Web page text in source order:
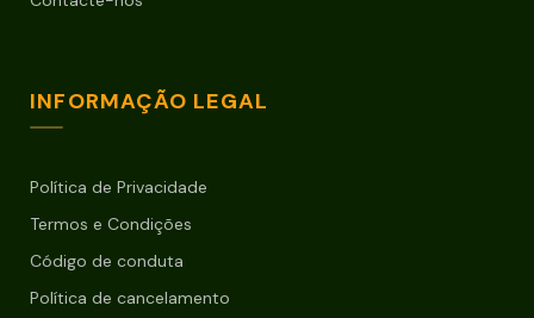
INFORMAÇÃO LEGAL
Política de Privacidade
Termos e Condições
Código de conduta
Política de cancelamento